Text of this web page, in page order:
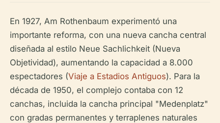
En 1927, Am Rothenbaum experimentó una
importante reforma, con una nueva cancha central
diseñada al estilo Neue Sachlichkeit (Nueva
Objetividad), aumentando la capacidad a 8.000
espectadores (Viaje a Estadios Antiguos). Para la
década de 1950, el complejo contaba con 12
canchas, incluida la cancha principal "Medenplatz"
con gradas permanentes y terraplenes naturales